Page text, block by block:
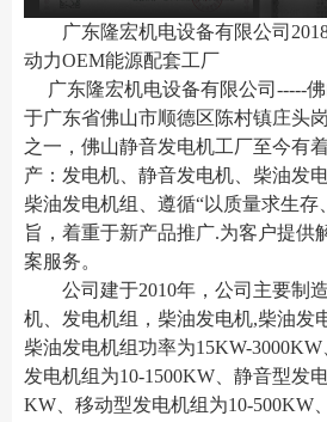
广东隆宏机电设备有限公司
动力OEM能源配套工厂
广东隆宏机电设备有限公司-----
于广东省佛山市顺德区陈村镇庄头
之一 ，佛山静音发电机工厂至今有
产：发电机、静音发电机、柴油发
柴油发电机组、遵循“以质量求生存
旨，着重于新产品推广.为客户提供
案服务。
公司建于2010年，公司主要制
机、发电机组，柴油发电机,柴油发
柴油发电机组功率为15KW-
发电机组为10-1500KW、静音型发
KW、移动型发电机组为10-500KW